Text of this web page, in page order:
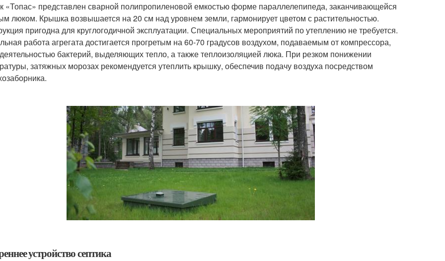
«Топас» представлен сварной полипропиленовой емкостью форме параллелепипеда, заканчивающейся
люком. Крышка возвышается на 20 см над уровнем земли, гармонирует цветом с растительностью.
пригодна для круглогодичной эксплуатации. Специальных мероприятий по утеплению не требуется.
работа агрегата достигается прогретым на 60-70 градусов воздухом, подаваемым от компрессора,
бактерий, выделяющих тепло, а также теплоизоляцией люка. При резком понижении
затяжных морозах рекомендуется утеплить крышку, обеспечив подачу воздуха посредством
устройство септика